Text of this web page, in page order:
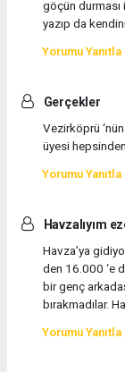
göçün
yazıp da
Yorumu Yanıtla
Gerçekler
Vezirköprü
üyesi
Yorumu Yanıtla
Havzalıyım
Havza’ya
den 16.000 ‘e
bir genç
bırakmadılar.
Yorumu Yanıtla